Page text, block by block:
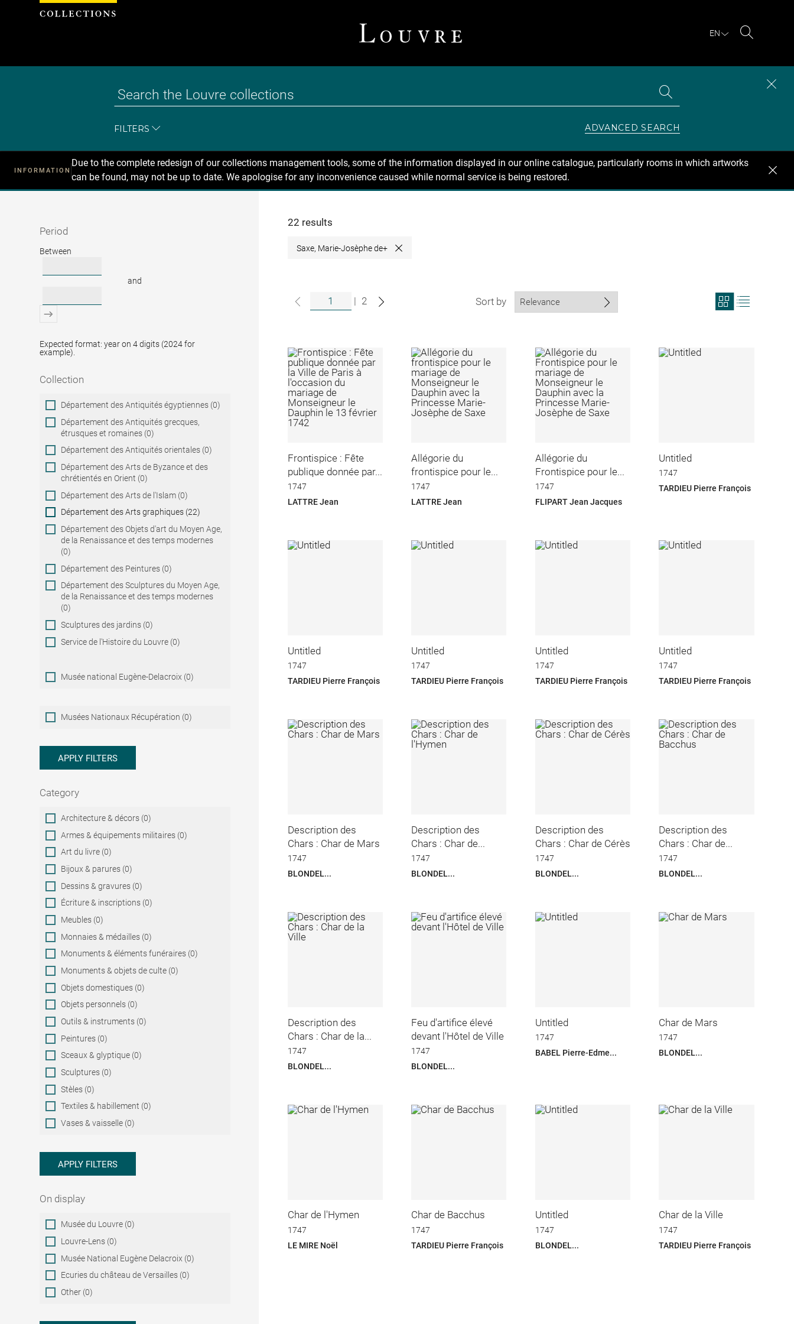
EN
FILTERS ADVANCED SEARCH
INFORMATION
Due to the complete redesign of our collections management tools, some of the information displayed in our online catalogue, particularly rooms in which artworks
can be found, may not be up to date. We apologise for any inconvenience caused while normal service is being restored.
Recherche
Period
Period
Between
and
Expected format: year on 4 digits (2024 for
example).
Collection
Collection
Département des Antiquités égyptiennes (0)
Département des Antiquités grecques,
étrusques et romaines (0)
Département des Antiquités orientales (0)
Département des Arts de Byzance et des
chrétientés en Orient (0)
Département des Arts de l'Islam (0)
Département des Arts graphiques (22)
Département des Objets d'art du Moyen Age,
de la Renaissance et des temps modernes
(0)
Département des Peintures (0)
Département des Sculptures du Moyen Age,
de la Renaissance et des temps modernes
(0)
Sculptures des jardins (0)
Service de l'Histoire du Louvre (0)
Musée national Eugène-Delacroix (0)
Musées
Nationaux
Musées Nationaux Récupération (0)
APPLY FILTERS
Category
Category
Architecture & décors (0)
Armes & équipements militaires (0)
Art du livre (0)
Bijoux & parures (0)
Dessins & gravures (0)
Écriture & inscriptions (0)
Meubles (0)
Monnaies & médailles (0)
Monuments & éléments funéraires (0)
Monuments & objets de culte (0)
Objets domestiques (0)
Objets personnels (0)
Outils & instruments (0)
Peintures (0)
Sceaux & glyptique (0)
Sculptures (0)
Stèles (0)
Textiles & habillement (0)
Vases & vaisselle (0)
APPLY FILTERS
On display
On
display
Musée du Louvre (0)
Louvre-Lens (0)
Musée National Eugène Delacroix (0)
Ecuries du château de Versailles (0)
Other (0)
22 results
Saxe, Marie-Josèphe de+ Close
| 2 Sort by
View
search
Frontispice : Fête
publique donnée par...
1747
LATTRE Jean
Allégorie du
frontispice pour le...
1747
LATTRE Jean
Allégorie du
Frontispice pour le...
1747
FLIPART Jean Jacques
Untitled
1747
TARDIEU Pierre François
Untitled
1747
TARDIEU Pierre François
Untitled
1747
TARDIEU Pierre François
Untitled
1747
TARDIEU Pierre François
Untitled
1747
TARDIEU Pierre François
Description des
Chars : Char de Mars
1747
BLONDEL...
Description des
Chars : Char de...
1747
BLONDEL...
Description des
Chars : Char de Cérès
1747
BLONDEL...
Description des
Chars : Char de...
1747
BLONDEL...
Description des
Chars : Char de la...
1747
BLONDEL...
Feu d'artifice élevé
devant l'Hôtel de Ville
1747
BLONDEL...
Untitled
1747
BABEL Pierre-Edme...
Char de Mars
1747
BLONDEL...
Char de l'Hymen
1747
LE MIRE Noël
Char de Bacchus
1747
TARDIEU Pierre François
Untitled
1747
BLONDEL...
Char de la Ville
1747
TARDIEU Pierre François
Cookies management panel